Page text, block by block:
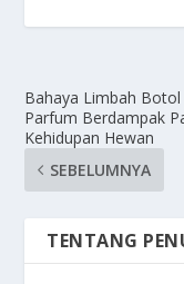
Bahaya Limbah Botol
Parfum Berdampak
Kehidupan Hewan
SEBELUMNYA
TENTANG